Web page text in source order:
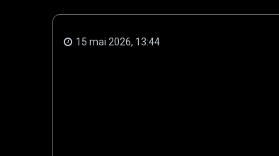
15 mai 2026, 13:44